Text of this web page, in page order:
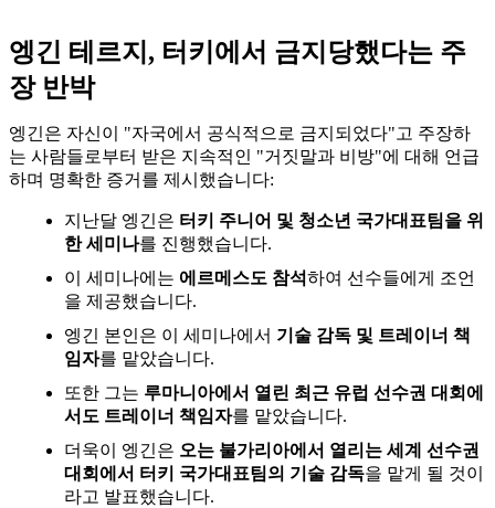
엥긴 테르지, 터키에서 금지당했다는 주
장 반박
엥긴은 자신이 "자국에서 공식적으로 금지되었다"고 주장하
는 사람들로부터 받은 지속적인 "거짓말과 비방"에 대해 언급
하며 명확한 증거를 제시했습니다:
지난달 엥긴은 터키 주니어 및 청소년 국가대표팀을 위
한 세미나를 진행했습니다.
이 세미나에는 에르메스도 참석하여 선수들에게 조언
을 제공했습니다.
엥긴 본인은 이 세미나에서 기술 감독 및 트레이너 책
임자를 맡았습니다.
또한 그는 루마니아에서 열린 최근 유럽 선수권 대회에
서도 트레이너 책임자를 맡았습니다.
더욱이 엥긴은 오는 불가리아에서 열리는 세계 선수권
대회에서 터키 국가대표팀의 기술 감독을 맡게 될 것이
라고 발표했습니다.